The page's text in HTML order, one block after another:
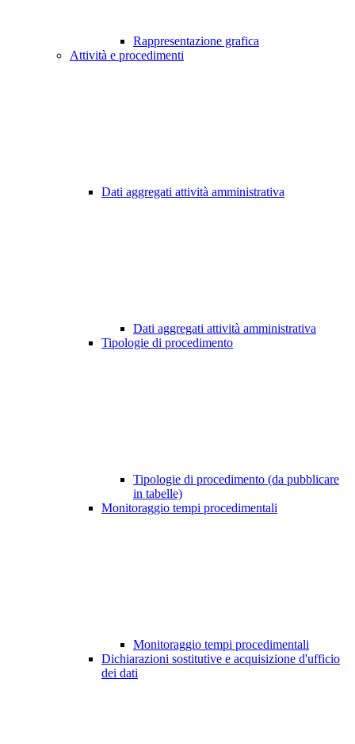
Rappresentazione grafica
Attività e procedimenti
Dati aggregati attività amministrativa
Dati aggregati attività amministrativa
Tipologie di procedimento
Tipologie di procedimento (da pubblicare
in tabelle)
Monitoraggio tempi procedimentali
Monitoraggio tempi procedimentali
Dichiarazioni sostitutive e acquisizione d'ufficio
dei dati